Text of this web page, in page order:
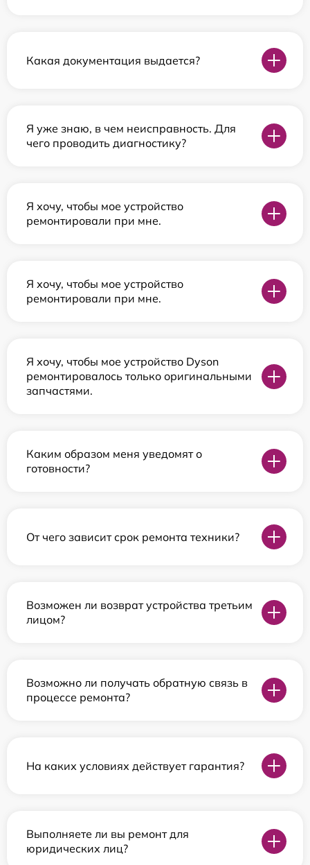
Какая документация выдается?
Я уже знаю, в чем неисправность. Для
чего проводить диагностику?
Я хочу, чтобы мое устройство
ремонтировали при мне.
Я хочу, чтобы мое устройство
ремонтировали при мне.
Я хочу, чтобы мое устройство Dyson
ремонтировалось только оригинальными
запчастями.
Каким образом меня уведомят о
готовности?
От чего зависит срок ремонта техники?
Возможен ли возврат устройства третьим
лицом?
Возможно ли получать обратную связь в
процессе ремонта?
На каких условиях действует гарантия?
Выполняете ли вы ремонт для
юридических лиц?